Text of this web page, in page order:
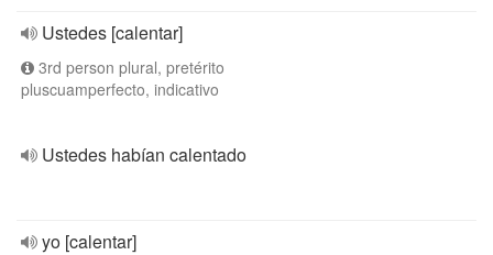
Ustedes [calentar]
3rd person plural, pretérito
pluscuamperfecto, indicativo
Ustedes habían calentado
yo [calentar]